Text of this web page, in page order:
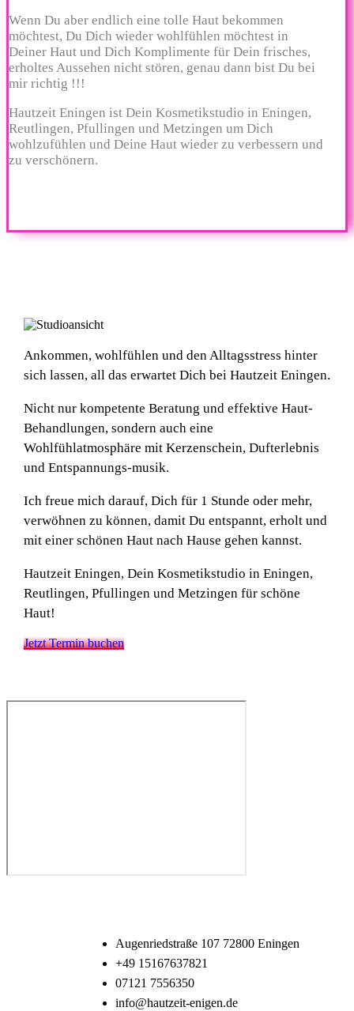
Wenn Du aber endlich eine tolle Haut bekommen
möchtest, Du Dich wieder wohlfühlen möchtest in
Deiner Haut und Dich Komplimente für Dein frisches,
erholtes Aussehen nicht stören, genau dann bist Du bei
mir richtig !!!
Hautzeit Eningen ist Dein Kosmetikstudio in Eningen,
Reutlingen, Pfullingen und Metzingen um Dich
wohlzufühlen und Deine Haut wieder zu verbessern und
zu verschönern.
Ankommen, wohlfühlen und den Alltagsstress hinter
sich lassen, all das erwartet Dich bei Hautzeit Eningen.
Nicht nur kompetente Beratung und effektive Haut-
Behandlungen, sondern auch eine
Wohlfühlatmosphäre mit Kerzenschein, Dufterlebnis
und Entspannungs-musik.
Ich freue mich darauf, Dich für 1 Stunde oder mehr,
verwöhnen zu können, damit Du entspannt, erholt und
mit einer schönen Haut nach Hause gehen kannst.
Hautzeit Eningen, Dein Kosmetikstudio in Eningen,
Reutlingen, Pfullingen und Metzingen für schöne
Haut!
Jetzt Termin buchen
Augenriedstraße 107 72800 Eningen
+49 15167637821
07121 7556350
info@hautzeit-enigen.de